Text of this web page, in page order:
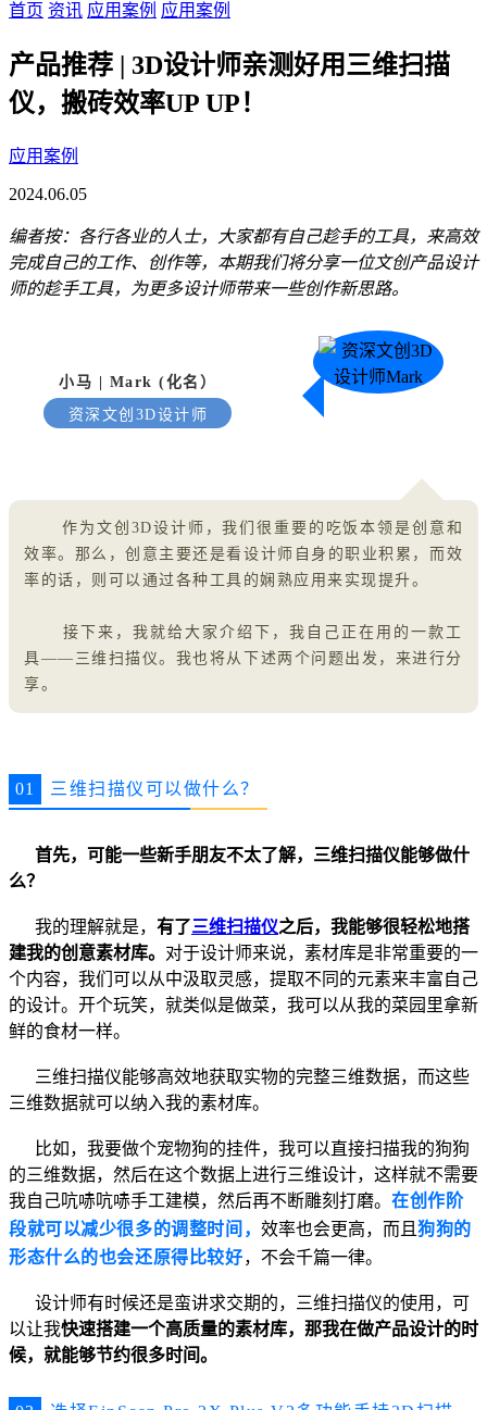
首页 资讯 应用案例 应用案例
产品推荐 | 3D设计师亲测好用三维扫描
仪，搬砖效率UP UP！
应用案例
2024.06.05
编者按：各行各业的人士，大家都有自己趁手的工具，来高效
完成自己的工作、创作等，本期我们将分享一位文创产品设计
师的趁手工具，为更多设计师带来一些创作新思路。
小马 | Mark (化名）
资深文创3D设计师
作为文创3D设计师，我们很重要的吃饭本领是创意和
效率。那么，创意主要还是看设计师自身的职业积累，而效
率的话，则可以通过各种工具的娴熟应用来实现提升。
接下来，我就给大家介绍下，我自己正在用的一款工
具——三维扫描仪。我也将从下述两个问题出发，来进行分
享。
01 三维扫描仪可以做什么？
首先，可能一些新手朋友不太了解，三维扫描仪能够做什
么？
我的理解就是， 有了三维扫描仪之后，我能够很轻松地搭
建我的创意素材库。 对于设计师来说，素材库是非常重要的一
个内容，我们可以从中汲取灵感，提取不同的元素来丰富自己
的设计。开个玩笑，就类似是做菜，我可以从我的菜园里拿新
鲜的食材一样。
三维扫描仪能够高效地获取实物的完整三维数据，而这些
三维数据就可以纳入我的素材库。
比如，我要做个宠物狗的挂件，我可以直接扫描我的狗狗
的三维数据，然后在这个数据上进行三维设计，这样就不需要
我自己吭哧吭哧手工建模，然后再不断雕刻打磨。 在创作阶
段就可以减少很多的调整时间，效率也会更高，而且狗狗的
形态什么的也会还原得比较好，不会千篇一律。
设计师有时候还是蛮讲求交期的，三维扫描仪的使用，可
以让我快速搭建一个高质量的素材库，那我在做产品设计的时
候，就能够节约很多时间。